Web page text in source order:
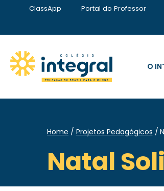
ClassApp Portal do Professor
O
Home Projetos Pedagógicos
Natal